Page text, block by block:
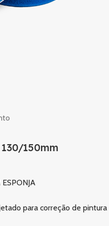
150mm
para correção de pintura